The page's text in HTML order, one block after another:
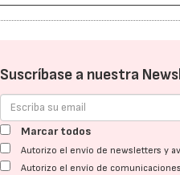
Suscríbase a nuestra
Marcar todos
Autorizo el envío de newsletters y
Autorizo el envío de